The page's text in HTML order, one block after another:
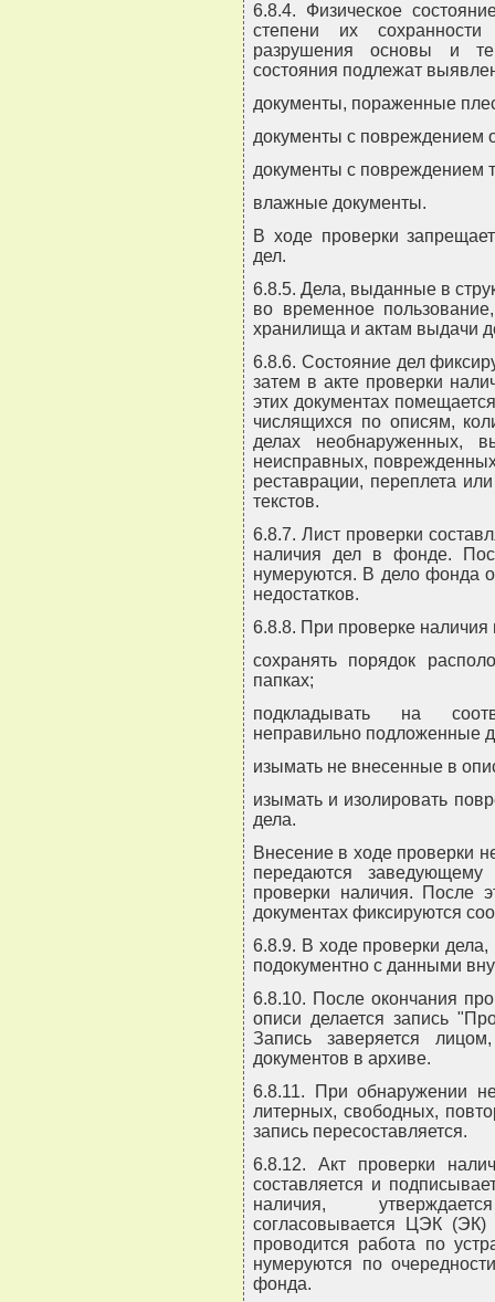
6.8.4. Физическое
степени их
разрушения основы и
состояния подлежат
документы, пораженные
документы с повреждением
документы с повреждением
влажные документы.
В ходе проверки
дел.
6.8.5. Дела, выданные в
во временное
хранилища и актам выдачи
6.8.6. Состояние дел
затем в акте проверки
этих документах
числящихся по описям,
делах необнаруженных,
неисправных,
реставрации, переплета
текстов.
6.8.7. Лист проверки
наличия дел в фонде.
нумеруются. В дело фонда
недостатков.
6.8.8. При проверке наличия
сохранять порядок
папках;
подкладывать на
неправильно подложенные
изымать не внесенные в
изымать и изолировать
дела.
Внесение в ходе проверки
передаются
проверки наличия. После
документах фиксируются
6.8.9. В ходе проверки
подокументно с данными
6.8.10. После окончания
описи делается запись
Запись заверяется
документов в архиве.
6.8.11. При обнаружении
литерных, свободных,
запись пересоставляется.
6.8.12. Акт проверки
составляется и
наличия,
согласовывается ЦЭК (ЭК)
проводится работа по
нумеруются по
фонда.